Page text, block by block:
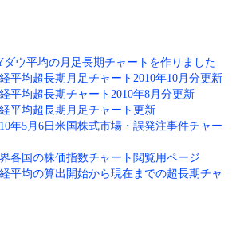
ダウ平均の月足長期チャートを作りました
平均超長期月足チャート2010年10月分更新
平均超長期チャート2010年8月分更新
平均超長期月足チャート更新
年5月6日米国株式市場・誤発注事件チャー
各国の株価指数チャート閲覧用ページ
平均の算出開始から現在までの超長期チャ